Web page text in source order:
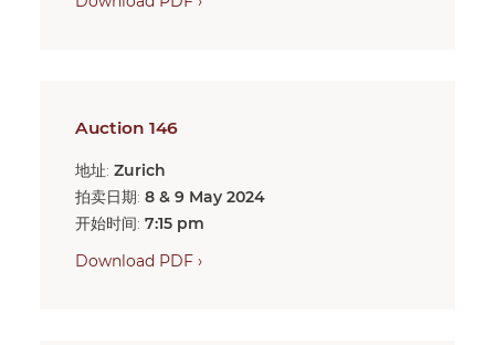
Auction 146
地址: Zurich
拍卖日期: 8 & 9 May 2024
开始时间: 7:15 pm
Download PDF ›